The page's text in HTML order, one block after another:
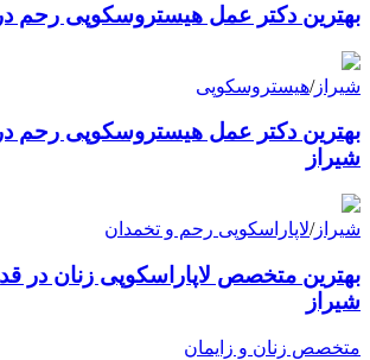
بهترین دکتر عمل هیستروسکوپی رحم
شیراز/هیستروسکوپی
بهترین دکتر عمل هیستروسکوپی رحم در
شیراز
شیراز/لاپاراسکوپی رحم و تخمدان
بهترین متخصص لاپاراسکوپی زنان در
شیراز
متخصص زنان و زایمان